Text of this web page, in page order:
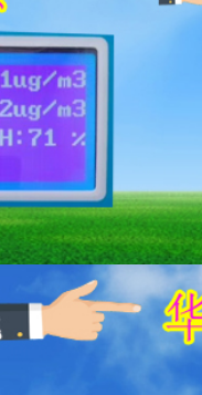
浓度仪/防爆型
仪
F
书，二个国家
供了交流耦合技术
用尘埃粒子流经探